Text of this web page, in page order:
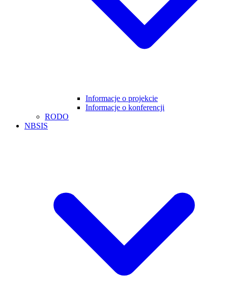
Informacje o projekcie
Informacje o konferencji
RODO
NBSIS